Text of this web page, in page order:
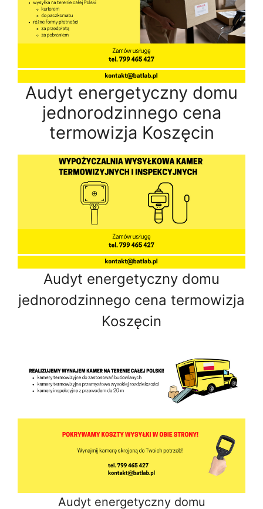
Audyt energetyczny domu
jednorodzinnego cena
termowizja Koszęcin
Audyt energetyczny domu
jednorodzinnego cena termowizja
Koszęcin
Audyt energetyczny domu